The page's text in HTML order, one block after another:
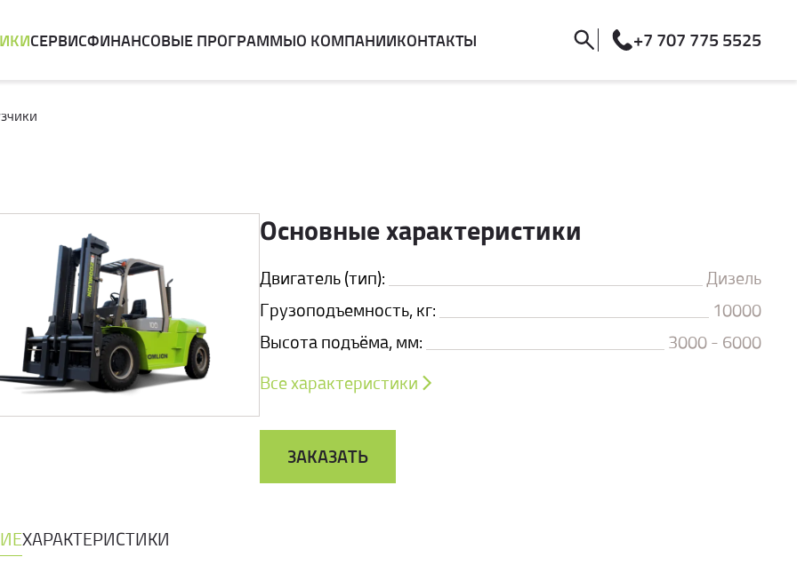
СЕРВИСФИНАНСОВЫЕ ПРОГРАММЫО КОМПАНИИКОНТАКТЫ +7 707 775 5525
Основные характеристики
Двигатель (тип):
Дизель
Грузоподъемность, кг:
10000
Высота подъёма, мм:
3000 - 6000
Все характеристики
ЗАКАЗАТЬ
ХАРАКТЕРИСТИКИ